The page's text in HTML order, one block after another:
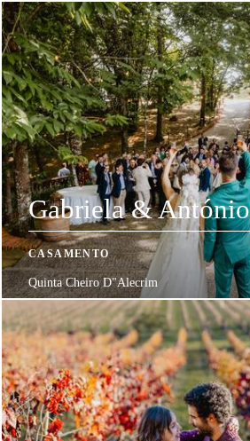
Gabriela & António
CASAMENTO
Quinta Cheiro D"Alecrim